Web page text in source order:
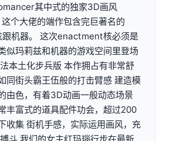
其中式的独家3D画风
个大佬的端作包含完巨著名的
跟机器。 这次enactment核必须是
似玛莉兹和机器的游戏空间里登场
本土化步兵版 本作拥占有非常舒
同街头霸王伍般的打击臂感 建造模
由色，有着3D动画一般动态场景
丰富式的道具配件功会，超过200
收集 街机手感，实际运用画风，充